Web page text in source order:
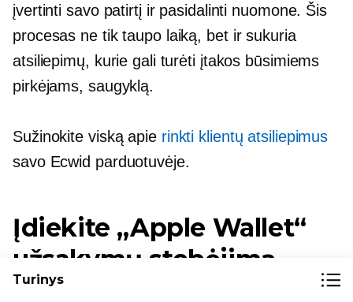
įvertinti savo patirtį ir pasidalinti nuomone. Šis
procesas ne tik taupo laiką, bet ir sukuria
atsiliepimų, kurie gali turėti įtakos būsimiems
pirkėjams, saugyklą.
Sužinokite viską apie rinkti klientų atsiliepimus
savo Ecwid parduotuvėje.
Įdiekite „Apple Wallet“
užsakymų stebėjimą
Turinys